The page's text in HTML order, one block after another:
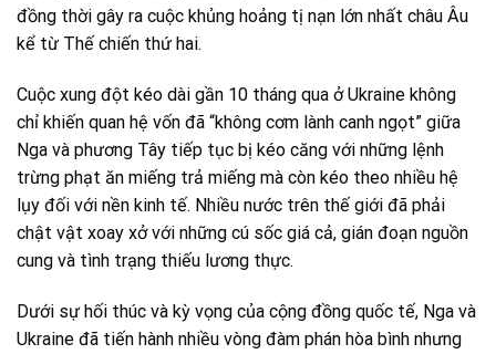
đồng thời gây ra cuộc khủng hoảng tị nạn lớn nhất châu Âu
kể từ Thế chiến thứ hai.
Cuộc xung đột kéo dài gần 10 tháng qua ở Ukraine không
chỉ khiến quan hệ vốn đã “không cơm lành canh ngọt” giữa
Nga và phương Tây tiếp tục bị kéo căng với những lệnh
trừng phạt ăn miếng trả miếng mà còn kéo theo nhiều hệ
lụy đối với nền kinh tế. Nhiều nước trên thế giới đã phải
chật vật xoay xở với những cú sốc giá cả, gián đoạn nguồn
cung và tình trạng thiếu lương thực.
Dưới sự hối thúc và kỳ vọng của cộng đồng quốc tế, Nga và
Ukraine đã tiến hành nhiều vòng đàm phán hòa bình nhưng